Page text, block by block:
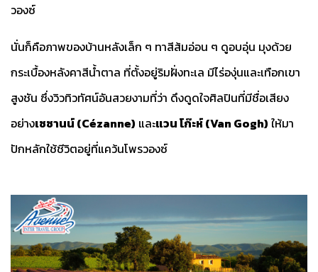
วองซ์
นั่นก็คือภาพของบ้านหลังเล็ก ๆ ทาสีส้มอ่อน ๆ ดูอบอุ่น มุงด้วย
กระเบื้องหลังคาสีน้ำตาล ที่ตั้งอยู่ริมฝั่งทะเล มีไร่องุ่นและเทือกเขา
สูงชัน ซึ่งวิวทิวทัศน์อันสวยงามที่ว่า ดึงดูดใจศิลปินที่มีชื่อเสียง
อย่างเซซานน์ (Cézanne) และแวน โก๊ะห์ (Van Gogh) ให้มา
ปักหลักใช้ชีวิตอยู่ที่แคว้นโพรวองซ์